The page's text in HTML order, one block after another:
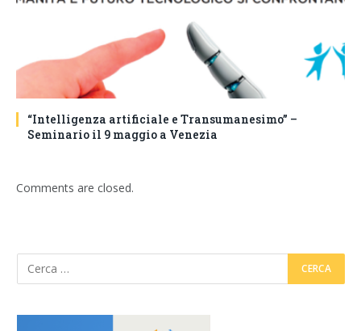
“Intelligenza artificiale e Transumanesimo” –
Seminario il 9 maggio a Venezia
Comments are closed.